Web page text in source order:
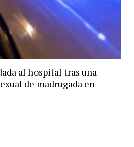
al hospital tras una
de madrugada en